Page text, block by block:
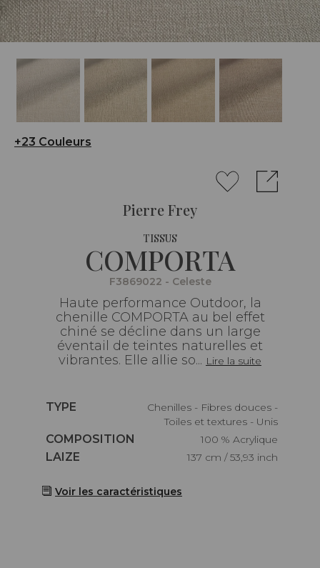
+23 Couleurs
Pierre Frey
TISSUS
COMPORTA
F3869022 - Celeste
Haute performance Outdoor, la
chenille COMPORTA au bel effet
chiné se décline dans un large
éventail de teintes naturelles et
vibrantes. Elle allie so... Lire la suite
Caractéristiques
TYPE
Chenilles - Fibres douces -
Toiles et textures - Unis
Caractéristiques
COMPOSITION
100 % Acrylique
Caractéristiques
LAIZE 137 cm / 53,93 inch
Voir les caractéristiques